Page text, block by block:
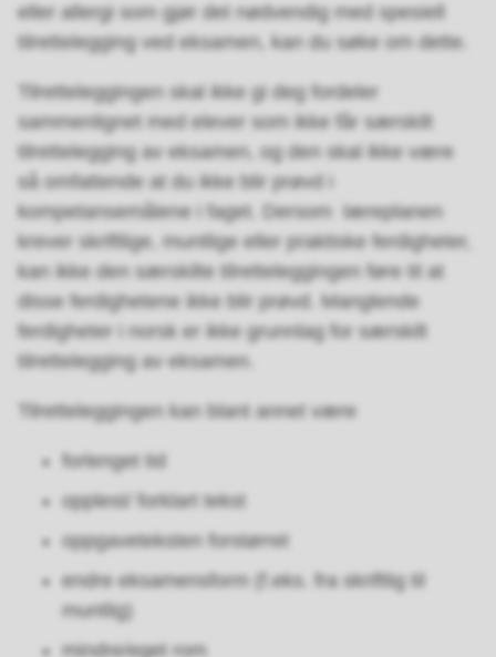
eller allergi som gjør det nødvendig med spesiell
tilrettelegging ved eksamen, kan du søke om dette.
Tilretteleggingen skal ikke gi deg fordeler
sammenlignet med elever som ikke får særskilt
tilrettelegging av eksamen, og den skal ikke være
så omfattende at du ikke blir prøvd i
kompetansemålene i faget. Dersom læreplanen
krever skriftlige, muntlige eller praktiske ferdigheter,
kan ikke den særskilte tilretteleggingen føre til at
disse ferdighetene ikke blir prøvd. Manglende
ferdigheter i norsk er ikke grunnlag for særskilt
tilrettelegging av eksamen.
Tilretteleggingen kan blant annet være
forlenget tid
opplest/ forklart tekst
oppgaveteksten forstørret
endre eksamensform (f.eks. fra skriftlig til
muntlig)
mindre/eget rom